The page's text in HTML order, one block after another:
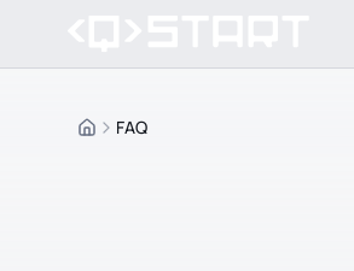
Главная
FAQ